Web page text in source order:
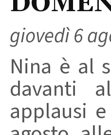
giovedì 6
Nina è al
davanti
applausi